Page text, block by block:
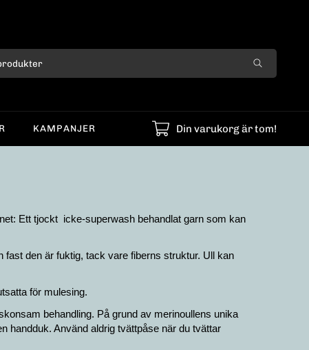
KAMPANJER Din varukorg är tom!
Ett tjockt icke-superwash behandlat garn som kan
fast den är fuktig, tack vare fiberns struktur. Ull kan
för mulesing.
behandling. På grund av merinoullens unika
handduk. Använd aldrig tvättpåse när du tvättar